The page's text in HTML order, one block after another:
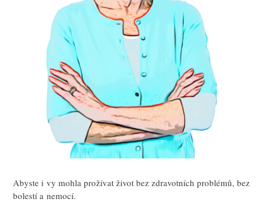
Abyste i vy mohla prožívat život bez zdravotních problémů, bez
bolestí a nemocí.